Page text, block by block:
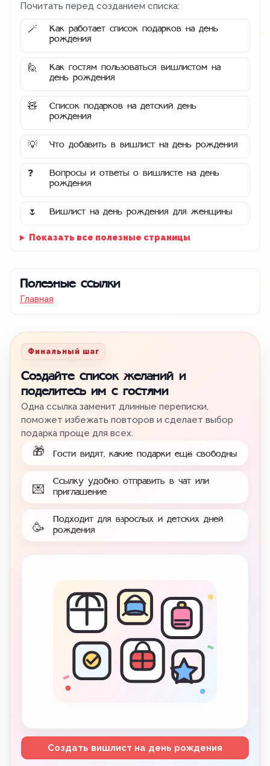
Почитать перед созданием списка:
🪄
Как работает список подарков на день
рождения
🙋
Как гостям пользоваться вишлистом на
день рождения
🧸
Список подарков на детский день
рождения
💡 Что добавить в вишлист на день рождения
❓
Вопросы и ответы о вишлисте на день
рождения
🌷 Вишлист на день рождения для женщины
Показать все полезные страницы
Полезные ссылки
Главная
Финальный шаг
Создайте список желаний и
поделитесь им с гостями
Одна ссылка заменит длинные переписки,
поможет избежать повторов и сделает выбор
подарка проще для всех.
🎁 Гости видят, какие подарки ещё свободны
💌
Ссылку удобно отправить в чат или
приглашение
🥳
Подходит для взрослых и детских дней
рождения
Создать вишлист на день рождения